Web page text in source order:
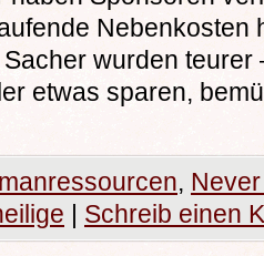
Nebenkosten
wurden
etwas sparen,
,
| Schreib einen